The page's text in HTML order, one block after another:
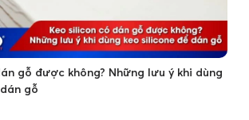
gỗ được không? Những lưu ý khi dùng
gỗ